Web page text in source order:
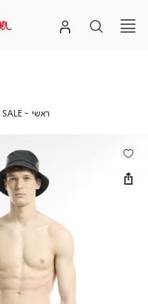
ראשי ראשי
SALE